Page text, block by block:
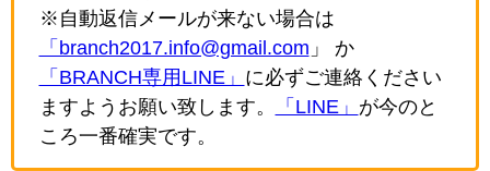
※自動返信メールが来ない場合は
「branch2017.info@gmail.com 」 か
「BRANCH専用LINE」 に必ずご連絡ください
ますようお願い致します。
「LINE」 が今のと
ころ一番確実です。